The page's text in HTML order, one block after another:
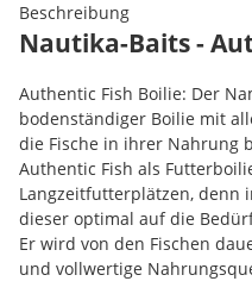
Beschreibung
Nautika-Baits -
Authentic Fish Boilie: Der
bodenständiger Boilie mit
die Fische in ihrer Nahrung
Authentic Fish als
Langzeitfutterplätzen, denn
dieser optimal auf die
Er wird von den Fischen
und vollwertige